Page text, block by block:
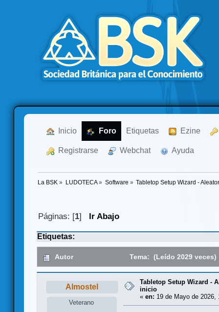
Inicio Foro Etiquetas Ezine
Registrarse Webchat Ayuda
La BSK » LUDOTECA» Software » Tabletop Setup Wizard -
Páginas: [1] Ir Abajo
Etiquetas:
Autor Tema: (Leído 2029 veces)
Almostel
Veterano
Tabletop Setup Wizard -
inicio
« en: 19 de Mayo de 2026,